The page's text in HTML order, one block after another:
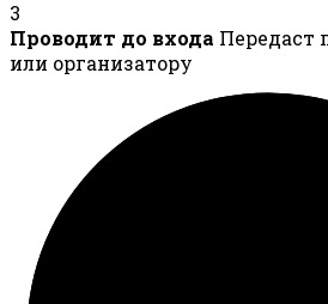
3
Проводит до входа Передаст
или организатору